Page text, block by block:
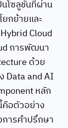
โซลูชันที่ผ่าน
กย้ายและ
Cloud
การพัฒนา
ด้วย
Data and AI
หลัก
คือตัวอย่าง
ารคำปรึกษา